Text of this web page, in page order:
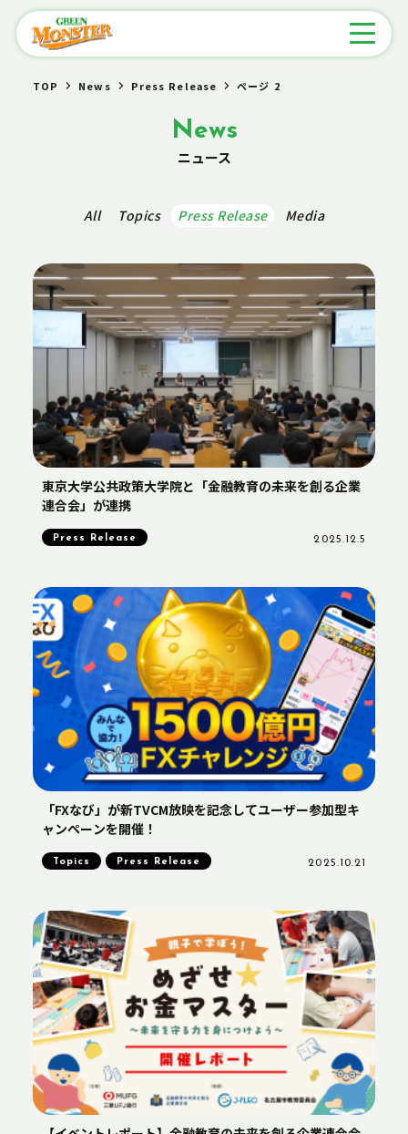
TOP News Press Release ページ 2
News
ニュース
All Topics Press Release Media
東京大学公共政策大学院と「金融教育の未来を創る企業
連合会」が連携
Press Release 2025.12.5
「FXなび」が新TVCM放映を記念してユーザー参加型キ
ャンペーンを開催！
Topics Press Release 2025.10.21